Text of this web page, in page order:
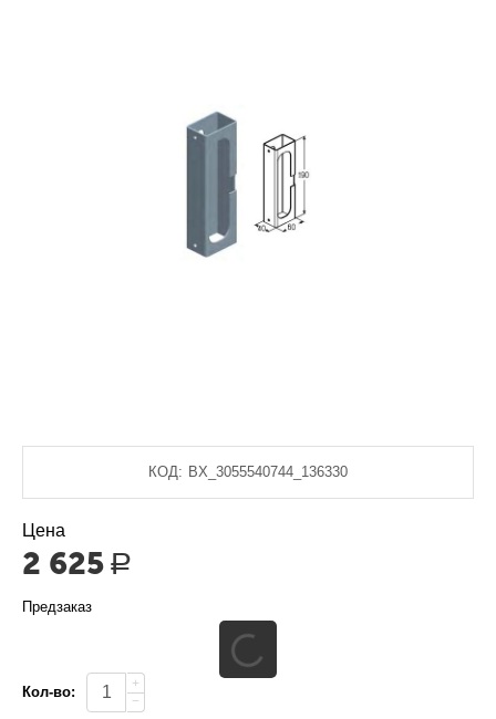
КОД: BX_3055540744_136330
Цена
2 625 Р
Предзаказ
Кол-во:
+
−